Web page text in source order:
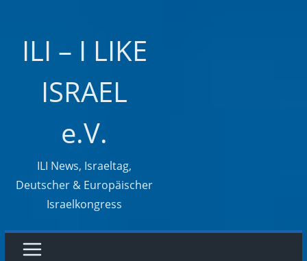
ILI – I LIKE
ISRAEL
e.V.
ILI News, Israeltag,
Deutscher & Europäischer
Israelkongress